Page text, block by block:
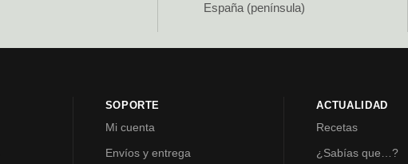
España (península)
SOPORTE
Mi cuenta
Envíos y entrega
ACTUALIDAD
Recetas
¿Sabías que…?